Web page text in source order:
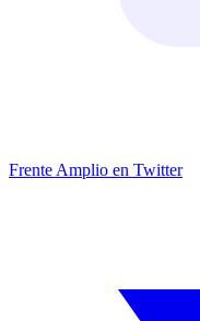
Frente Amplio en Twitter